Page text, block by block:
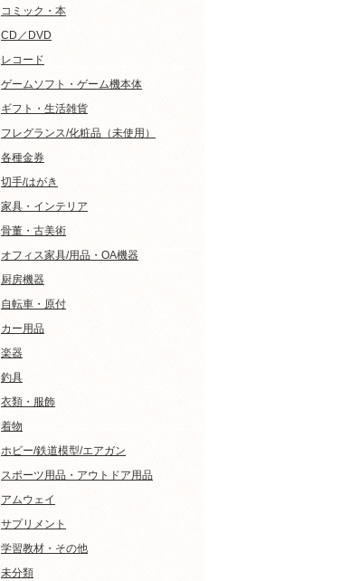
コミック・本
CD／DVD
レコード
ゲームソフト・ゲーム機本体
ギフト・生活雑貨
フレグランス/化粧品（未使用）
各種金券
切手/はがき
家具・インテリア
骨董・古美術
オフィス家具/用品・OA機器
厨房機器
自転車・原付
カー用品
楽器
釣具
衣類・服飾
着物
ホビー/鉄道模型/エアガン
スポーツ用品・アウトドア用品
アムウェイ
サプリメント
学習教材・その他
未分類